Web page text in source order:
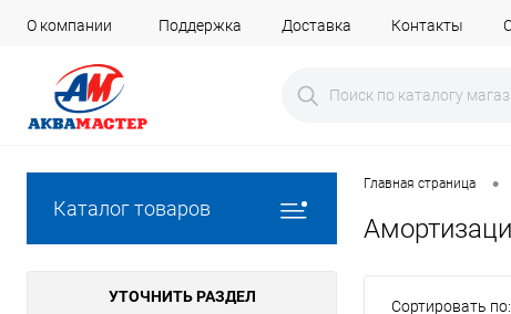
О компании Поддержка Доставка Контакты
Каталог товаров
УТОЧНИТЬ РАЗДЕЛ
Главная страница •
Сортировать по: